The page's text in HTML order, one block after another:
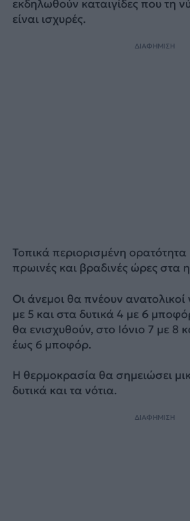
εκδηλωθούν καταιγίδες που τη
είναι ισχυρές.
ΔΙΑΦΗΜΙΣΗ
Τοπικά περιορισμένη ορατότητα
πρωινές και βραδινές ώρες στα
Οι άνεμοι θα πνέουν ανατολικοί
με 5 και στα δυτικά 4 με 6
θα ενισχυθούν, στο Ιόνιο 7 με 8
έως 6 μποφόρ.
Η θερμοκρασία θα σημειώσει
δυτικά και τα νότια.
ΔΙΑΦΗΜΙΣΗ